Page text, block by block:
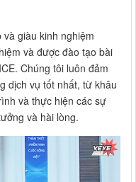
giàu kinh nghiệm
và được đào tạo bài
Chúng tôi luôn đảm
dịch vụ tốt nhất, từ khâu
và thực hiện các sự
và hài lòng.